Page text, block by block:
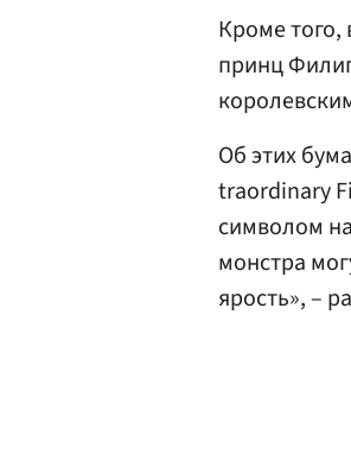
Кроме того,
принц
Об этих
traordinary
символом
монстра
ярость», –